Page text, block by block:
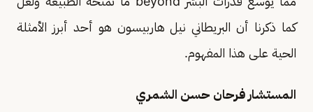
كما ذكرنا أن البريطاني نيل هاربيسون هو أحد أبرز الأمثلة
الحية على هذا المفهوم.
المستشار فرحان حسن الشمري